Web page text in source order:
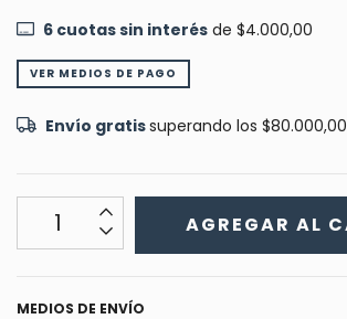
6cuotas sin interésde $4.000,00
VER MEDIOS DE PAGO
Envío gratissuperando los $80.000,00
MEDIOS DE ENVÍO